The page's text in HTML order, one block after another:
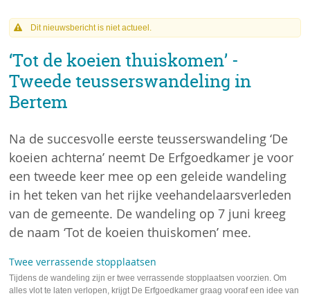
Dit nieuwsbericht is niet actueel.
‘Tot de koeien thuiskomen’ -
Tweede teusserswandeling in
Bertem
Na de succesvolle eerste teusserswandeling ‘De
koeien achterna’ neemt De Erfgoedkamer je voor
een tweede keer mee op een geleide wandeling
in het teken van het rijke veehandelaarsverleden
van de gemeente. De wandeling op 7 juni kreeg
de naam ‘Tot de koeien thuiskomen’ mee.
Twee verrassende stopplaatsen
Tijdens de wandeling zijn er twee verrassende stopplaatsen voorzien. Om
alles vlot te laten verlopen, krijgt De Erfgoedkamer graag vooraf een idee van